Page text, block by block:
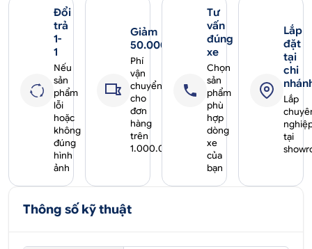
Đổi
trả
1-
1
Nếu
sản
phẩm
lỗi
hoặc
không
đúng
hình
ảnh
Giảm
50.000₫
Phí
vận
chuyển
cho
đơn
hàng
trên
1.000.000₫
Tư
vấn
đúng
xe
Chọn
sản
phẩm
phù
hợp
dòng
xe
của
bạn
Lắp
đặt
tại
chi
Lắp
tại
Thông số kỹ thuật